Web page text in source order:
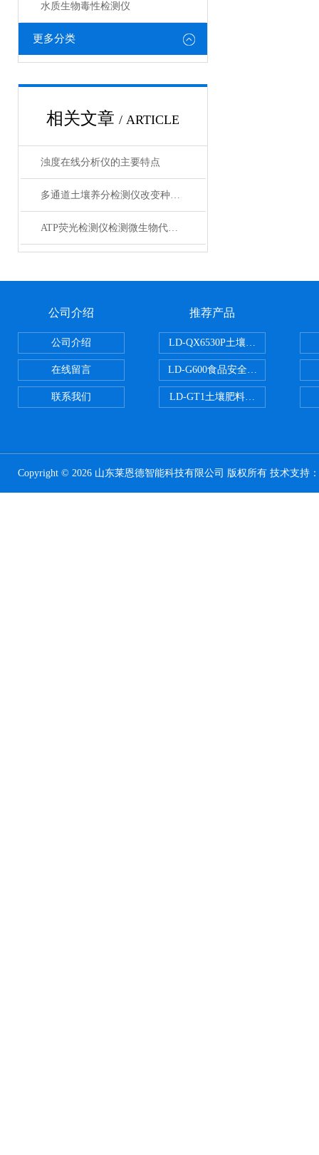
水质生物毒性检测仪
更多分类
相关文章 / ARTICLE
浊度在线分析仪的主要特点
多通道土壤养分检测仪改变种植业施肥方式
ATP荧光检测仪检测微生物代谢活性
公司介绍
公司介绍
在线留言
联系我们
推荐产品
LD-QX6530P土壤氧化还原电位检
LD-G600食品安全检测仪
LD-GT1土壤肥料养分检测仪
Copyright © 2026 山东莱恩德智能科技有限公司 版权所有 技术支持：